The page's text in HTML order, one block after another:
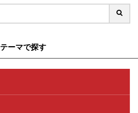
テーマで探す